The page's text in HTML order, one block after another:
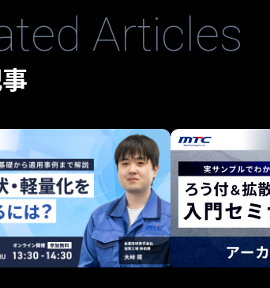
Articles